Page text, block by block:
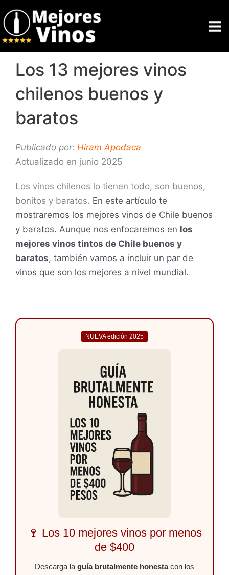
al
contenido
Los 13 mejores vinos
chilenos buenos y
baratos
Publicado por: Hiram Apodaca
Actualizado en junio 2025
Los vinos chilenos lo tienen todo, son buenos,
bonitos y baratos. En este artículo te
mostraremos los mejores vinos de Chile buenos
y baratos. Aunque nos enfocaremos en los
mejores vinos tintos de Chile buenos y
baratos, también vamos a incluir un par de
vinos que son los mejores a nivel mundial.
NUEVA edición 2025
🍷 Los 10 mejores vinos por menos
de $400
Descarga laguía brutalmente honestacon los